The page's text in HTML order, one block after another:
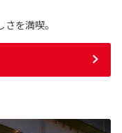
を満喫。